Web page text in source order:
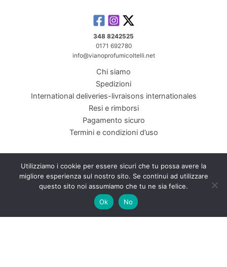
348 8242525
0171 692780
info@vianoprofumicoltelli.net
Chi siamo
Spedizioni
International deliveries-livraisons internationales
Resi e rimborsi
Pagamento sicuro
Termini e condizioni d’uso
Viano Coltelleria Profumeria di Viano Margherita &amp; C SNC. Piazza
Galimberti, 2 12100 Cuneo CN P.I./C.F. 01792610048
Utilizziamo i cookie per essere sicuri che tu possa avere la
migliore esperienza sul nostro sito. Se continui ad utilizzare
questo sito noi assumiamo che tu ne sia felice.
Ok
No